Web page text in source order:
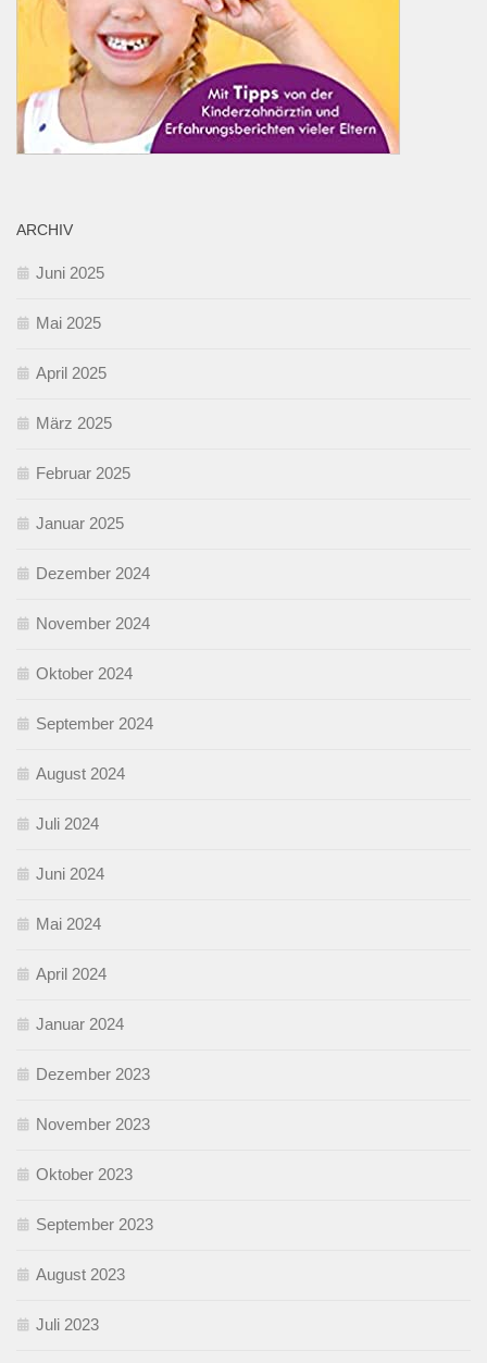
ARCHIV
Juni 2025
Mai 2025
April 2025
März 2025
Februar 2025
Januar 2025
Dezember 2024
November 2024
Oktober 2024
September 2024
August 2024
Juli 2024
Juni 2024
Mai 2024
April 2024
Januar 2024
Dezember 2023
November 2023
Oktober 2023
September 2023
August 2023
Juli 2023